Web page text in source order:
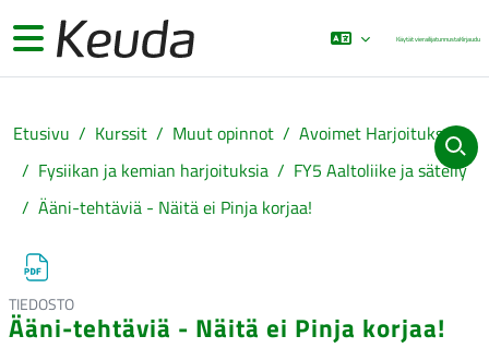
Sivupaneeli Käytät vierailijatunnustaKirjaudu
Etusivu Kurssit Muut opinnot
Avoimet Harjoitukset
Fysiikan ja kemian harjoituksia
FY5 Aaltoliike ja säteily
Ääni-tehtäviä - Näitä ei Pinja korjaa!
TIEDOSTO
Ääni-tehtäviä - Näitä ei Pinja korjaa!